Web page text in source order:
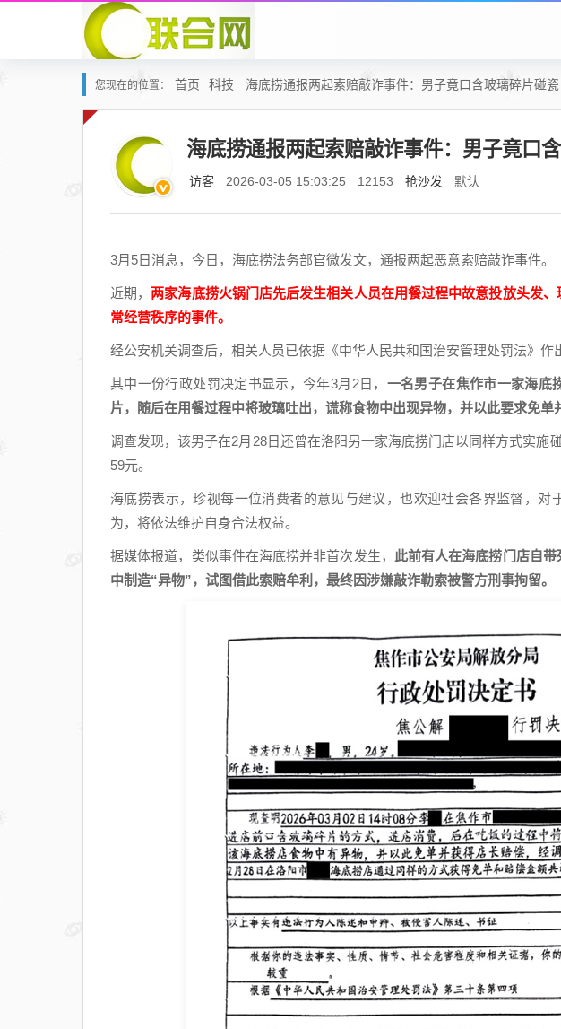
您现在的位置： 首页 科技 海底捞通报两起索赔敲诈事件：男子竟口含玻璃碎片碰瓷
海底捞通报两起索赔敲诈事件：男子竟口
访客 2026-03-05 15:03:25 12153 抢沙发 默认
3月5日消息，今日，海底捞法务部官微发文，通报两起恶意索赔敲诈事件。
近期，两家海底捞火锅门店先后发生相关人员在用餐过程中故意投放头发
常经营秩序的事件。
经公安机关调查后，相关人员已依据《中华人民共和国治安管理处罚法》作
其中一份行政处罚决定书显示，今年3月2日， 一名男子在焦作市一家海底
片，随后在用餐过程中将玻璃吐出，谎称食物中出现异物，并以此要求免单
调查发现，该男子在2月28日还曾在洛阳另一家海底捞门店以同样方式实施
59元。
海底捞表示，珍视每一位消费者的意见与建议，也欢迎社会各界监督，对
为，将依法维护自身合法权益。
据媒体报道，类似事件在海底捞并非首次发生，
此前有人在海底捞门店自
中制造“异物”，试图借此索赔牟利，最终因涉嫌敲诈勒索被警方刑事拘留。